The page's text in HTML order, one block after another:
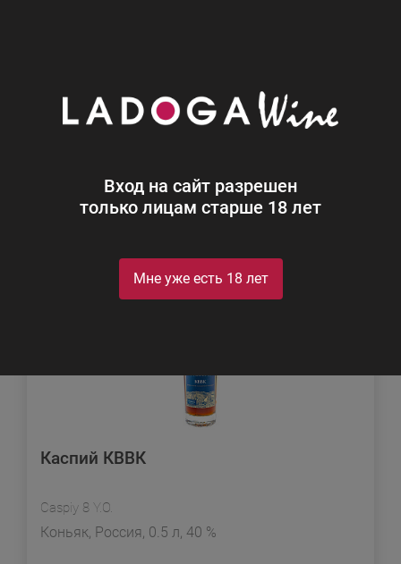
Вход на сайт разрешен
только лицам старше 18 лет
Мне уже есть 18 лет
Коньяк
Сортировка
Каспий КВВК
Caspiy 8 Y.O.
Коньяк, Россия, 0.5 л, 40 %